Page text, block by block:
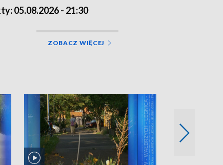
05.08.2026 - 21:30
ZOBACZ WIĘCEJ